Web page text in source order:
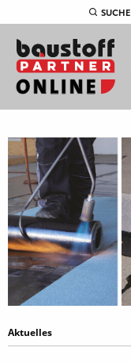
SUCHE
Aktuelles